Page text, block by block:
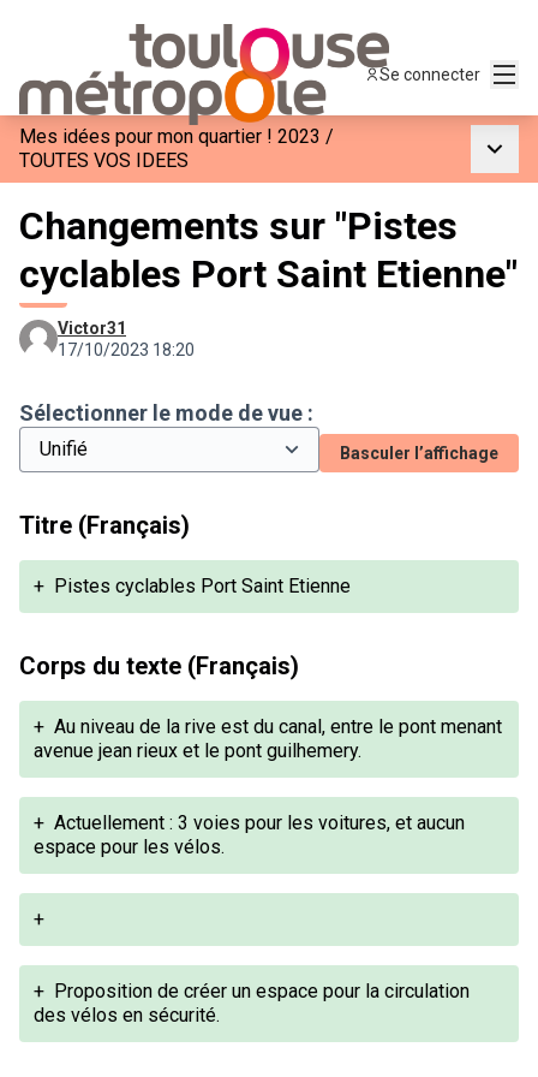
Se connecter
Mes idées pour mon quartier ! 2023 /
TOUTES VOS IDEES
Changements sur "Pistes
cyclables Port Saint Etienne"
Victor31
17/10/2023 18:20
Sélectionner le mode de vue :
Basculer l’affichage
Titre (Français)
+ Pistes cyclables Port Saint Etienne
Corps du texte (Français)
+ Au niveau de la rive est du canal, entre le pont menant
avenue jean rieux et le pont guilhemery.
+ Actuellement : 3 voies pour les voitures, et aucun
espace pour les vélos.
+
+ Proposition de créer un espace pour la circulation
des vélos en sécurité.